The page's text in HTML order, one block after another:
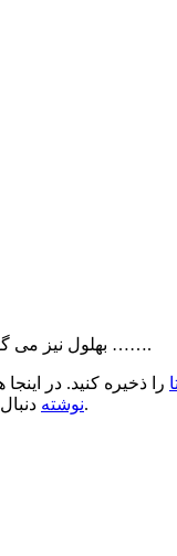
بهلول نیز می گوید : من هم قیمت آنها را حساب کردم و گفتم وگرنه خودت که هیچ ارزشی نداری …….
را ذخیره کنید. در اینجا
نوشته.